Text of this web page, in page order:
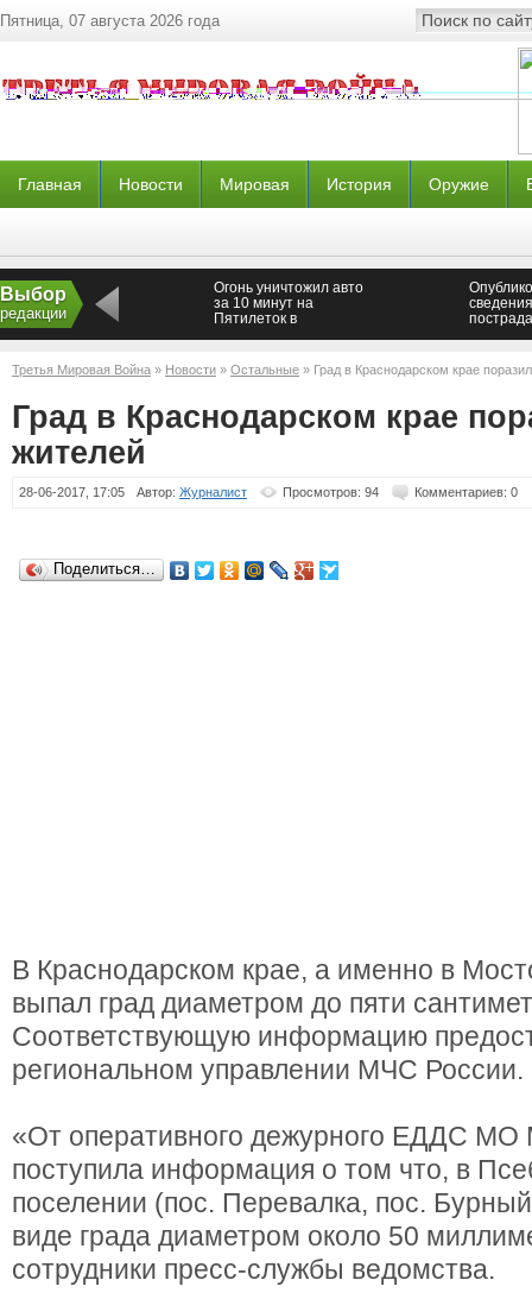
Пятница, 07 августа 2026 года
Главная Новости Мировая История Оружие
Выбор
редакции
Огонь уничтожил авто
за 10 минут на
Пятилеток в
Третья Мировая Война » Новости » Остальные » Град в Краснодарском крае
Град в Краснодарском крае
жителей
28-06-2017, 17:05 Автор: Журналист Просмотров: 94 Комментариев: 0
Поделиться…
В Краснодарском крае, а именно в
выпал град диаметром до пяти
Соответствующую информацию
региональном управлении МЧС России.
«От оперативного дежурного ЕДДС МО
поступила информация о том что, в
поселении (пос. Перевалка, пос.
виде града диаметром около 50
сотрудники пресс-службы ведомства.